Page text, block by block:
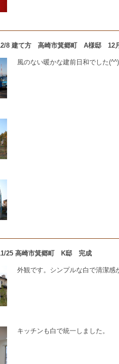
8 建て方 高崎市箕郷町 A様邸 12月
風のない暖かな建前日和でした(^^)
25 高崎市箕郷町 K邸 完成
外観です。シンプルな白で清潔感
キッチンも白で統一しました。